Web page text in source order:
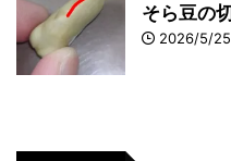
そら豆の
2026/5/25